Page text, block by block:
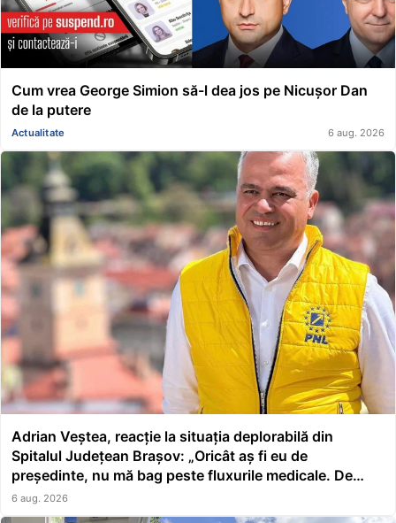
Cum vrea George Simion să-l dea jos pe Nicușor Dan
de la putere
Actualitate 6 aug. 2026
Adrian Veștea, reacție la situația deplorabilă din
Spitalul Județean Brașov: „Oricât aș fi eu de
președinte, nu mă bag peste fluxurile medicale. De
asta a făcut școală managerul”
6 aug. 2026